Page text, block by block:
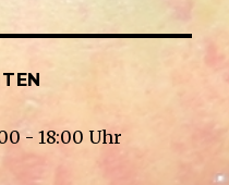
- 18:00 Uhr